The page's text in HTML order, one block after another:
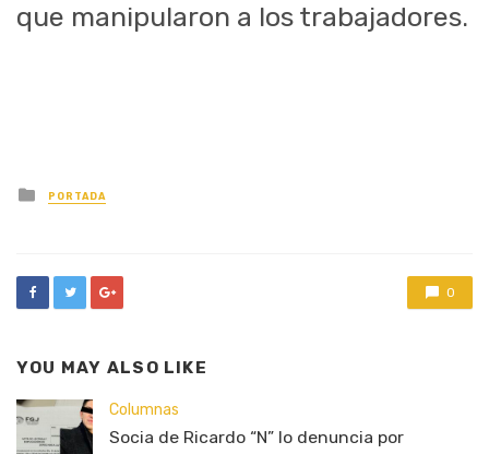
que manipularon a los trabajadores.
Posted
in
PORTADA
0
YOU MAY ALSO LIKE
Columnas
Socia de Ricardo “N” lo denuncia por